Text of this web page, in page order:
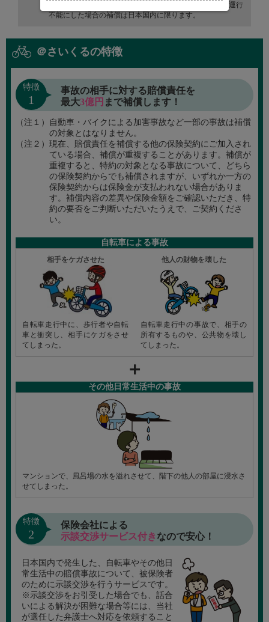
※誤って線路へ立入ってしまったこと等により、電車等を運行
不能にした場合の補償は日本国内に限ります。
＠さいくるの特徴
特徴
1
事故の相手に対する賠償責任を
最大3億円 まで補償します！
（注１）
自動車・バイクによる加害事故など一部の事故は補償
の対象とはなりません。
（注２） 現在、賠償責任を補償する他の保険契約にご加入され
ている場合、補償が重複することがあります。補償が
重複すると、特約の対象となる事故について、どちら
の保険契約からでも補償されますが、いずれか一方の
保険契約からは保険金が支払われない場合がありま
す。補償内容の差異や保険金額をご確認いただき、特
約の要否をご判断いただいたうえで、ご契約くださ
い。
自転車による事故
相手をケガさせた
自転車走行中に、歩行者や自転
車と衝突し、相手にケガをさせ
てしまった。
他人の財物を壊した
自転車走行中の事故で、相手の
所有するものや、公共物を壊し
てしまった。
＋
その他日常生活中の事故
マンションで、風呂場の水を溢れさせて、階下の他人の部屋に浸水さ
せてしまった。
特徴
2
保険会社による
示談交渉サービス付き なので安心！
日本国内で発生した、自転車やその他日
常生活中の賠償事故について、被保険者
のために示談交渉を行うサービスです。
※示談交渉をお引受した場合でも、話合
いによる解決が困難な場合等には、当社
が選任した弁護士へ対応を依頼すること